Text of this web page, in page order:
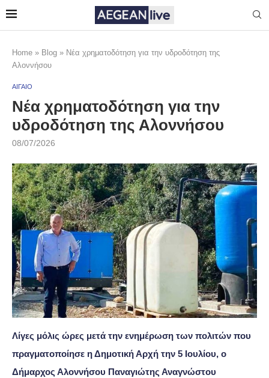
Home » Blog » Νέα χρηματοδότηση για την υδροδότηση της
Αλοννήσου
ΑΙΓΑΙΟ
Νέα χρηματοδότηση για την
υδροδότηση της Αλοννήσου
08/07/2026
Λίγες μόλις ώρες μετά την ενημέρωση των πολιτών που
πραγματοποίησε η Δημοτική Αρχή την 5 Ιουλίου, ο
Δήμαρχος Αλοννήσου Παναγιώτης Αναγνώστου